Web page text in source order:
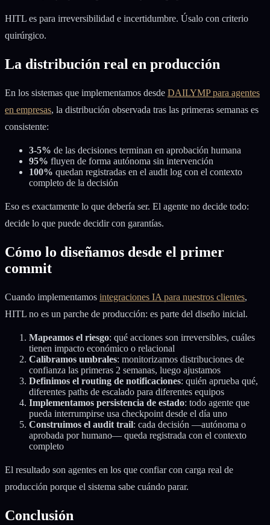
HITL es para irreversibilidad e incertidumbre. Úsalo con criterio
quirúrgico.
La distribución real en producción
En los sistemas que implementamos desde DAILYMP para agentes
en empresas, la distribución observada tras las primeras semanas es
consistente:
3-5% de las decisiones terminan en aprobación humana
95% fluyen de forma autónoma sin intervención
100% quedan registradas en el audit log con el contexto
completo de la decisión
Eso es exactamente lo que debería ser. El agente no decide todo:
decide lo que puede decidir con garantías.
Cómo lo diseñamos desde el primer
commit
Cuando implementamos integraciones IA para nuestros clientes,
HITL no es un parche de producción: es parte del diseño inicial.
Mapeamos el riesgo: qué acciones son irreversibles, cuáles
tienen impacto económico o relacional
Calibramos umbrales: monitorizamos distribuciones de
confianza las primeras 2 semanas, luego ajustamos
Definimos el routing de notificaciones: quién aprueba qué,
diferentes paths de escalado para diferentes equipos
Implementamos persistencia de estado: todo agente que
pueda interrumpirse usa checkpoint desde el día uno
Construimos el audit trail: cada decisión —autónoma o
aprobada por humano— queda registrada con el contexto
completo
El resultado son agentes en los que confiar con carga real de
producción porque el sistema sabe cuándo parar.
Conclusión